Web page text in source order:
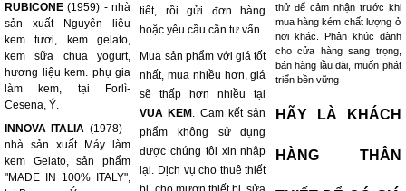
RUBICONE (1959) - nhà
sản xuất Nguyên liệu
kem tươi, kem gelato,
kem sữa chua yogurt,
hương liệu kem. phụ gia
làm kem, tại Forlì-
Cesena, Ý.
INNOVA ITALIA (1978) -
nhà sản xuất Máy làm
kem Gelato, sản phẩm
"MADE IN 100% ITALY",
tiết, rồi gửi đơn hàng
hoặc yêu cầu cần tư vấn.
Mua sản phẩm với giá tốt
nhất, mua nhiều hơn, giá
sẽ thấp hơn nhiều tại
VUA KEM . Cam kết sản
phẩm không sử dụng
được chúng tôi xin nhập
lại. Dịch vụ cho thuê thiết
thử để cảm nhận trước khi
mua hàng kém chất lượng ở
nơi khác. Phân khúc dành
cho cửa hàng sang trọng,
bán hàng lầu dài, muốn phát
triển bền vững !
HÃY LÀ KHÁCH
HÀNG THÂN